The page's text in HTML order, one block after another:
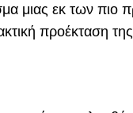
μιας εκ των πιο
προέκταση της